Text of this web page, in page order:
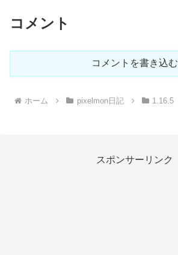
コメント
コメントを書き込む
ホーム pixelmon日記 1.16.5
スポンサーリンク